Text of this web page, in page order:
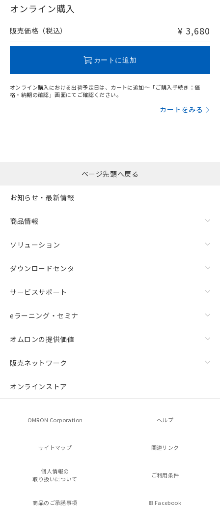
在庫等で未対応品が混在する可能性があります。
問い合わせください。
オンライン購入
販売価格（税込） ¥ 3,680
カートに追加
オンライン購入における出荷予定日は、カートに追加～「ご購入手続き：価
格・納期の確認」画面にてご確認ください。
カートをみる
ページ先頭へ戻る
お知らせ・最新情報
商品情報
ソリューション
ダウンロードセンタ
サービスサポート
eラーニング・セミナ
オムロンの提供価値
販売ネットワーク
オンラインストア
OMRON Corporation ヘルプ
サイトマップ 関連リンク
個人情報の
取り扱いについて
ご利用条件
商品のご承諾事項 Facebook